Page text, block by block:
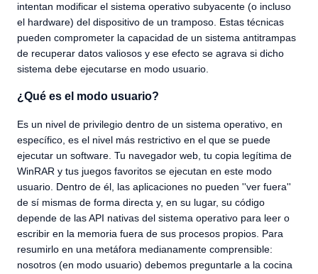
intentan modificar el sistema operativo subyacente (o incluso
el hardware) del dispositivo de un tramposo. Estas técnicas
pueden comprometer la capacidad de un sistema antitrampas
de recuperar datos valiosos y ese efecto se agrava si dicho
sistema debe ejecutarse en modo usuario.
¿Qué es el modo usuario?
Es un nivel de privilegio dentro de un sistema operativo, en
específico, es el nivel más restrictivo en el que se puede
ejecutar un software. Tu navegador web, tu copia legítima de
WinRAR y tus juegos favoritos se ejecutan en este modo
usuario. Dentro de él, las aplicaciones no pueden ''ver fuera''
de sí mismas de forma directa y, en su lugar, su código
depende de las API nativas del sistema operativo para leer o
escribir en la memoria fuera de sus procesos propios. Para
resumirlo en una metáfora medianamente comprensible:
nosotros (en modo usuario) debemos preguntarle a la cocina